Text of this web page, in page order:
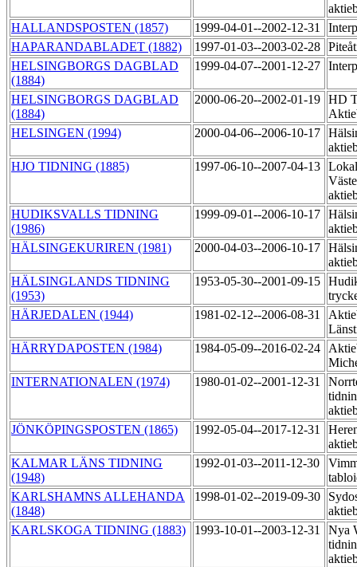
HALLANDSPOSTEN (1857)
1999-04-01--2002-12-31
HAPARANDABLADET (1882)
1997-01-03--2003-02-28
HELSINGBORGS DAGBLAD
(1884)
1999-04-07--2001-12-27
HELSINGBORGS DAGBLAD
(1884)
2000-06-20--2002-01-19 HD
HELSINGEN (1994)
2000-04-06--2006-10-17
HJO TIDNING (1885)
1997-06-10--2007-04-13
HUDIKSVALLS TIDNING
(1986)
1999-09-01--2006-10-17
HÄLSINGEKURIREN (1981)
2000-04-03--2006-10-17
HÄLSINGLANDS TIDNING
(1953)
1953-05-30--2001-09-15
HÄRJEDALEN (1944)
1981-02-12--2006-08-31
HÄRRYDAPOSTEN (1984)
1984-05-09--2016-02-24
INTERNATIONALEN (1974)
1980-01-02--2001-12-31
JÖNKÖPINGSPOSTEN (1865)
1992-05-04--2017-12-31
KALMAR LÄNS TIDNING
(1948)
1992-01-03--2011-12-30
KARLSHAMNS ALLEHANDA
(1848)
1998-01-02--2019-09-30
KARLSKOGA TIDNING (1883)
1993-10-01--2003-12-31
Nya